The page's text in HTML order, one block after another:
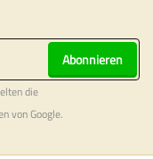
Abonnieren
die
von Google.